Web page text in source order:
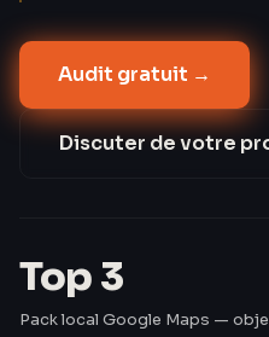
premières fiches du pack
près de moi » ont
(Google Trends 2023).
françaises n'ont pas de
France 2024). Les
Audit gratuit →
Discuter de votre
Top 3
Pack local Google Maps —